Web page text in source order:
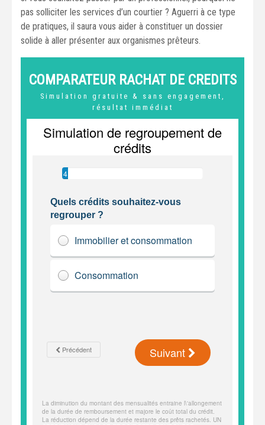
pas solliciter les services d’un courtier ? Aguerri à ce type
de pratiques, il saura vous aider à constituer un dossier
solide à aller présenter aux organismes prêteurs.
COMPARATEUR RACHAT DE CREDITS
Simulation gratuite & sans engagement,
résultat immédiat